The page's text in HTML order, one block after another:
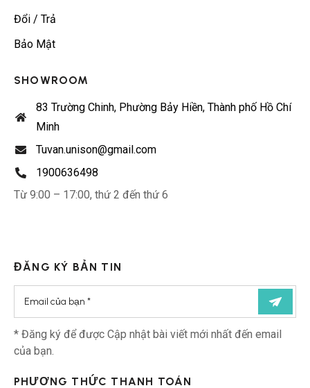
Đổi / Trả
Bảo Mật
SHOWROOM
83 Trường Chinh, Phường Bảy Hiền, Thành phố Hồ Chí
Minh
Tuvan.unison@gmail.com
1900636498
Từ 9:00 – 17:00, thứ 2 đến thứ 6
ĐĂNG KÝ BẢN TIN
* Đăng ký để được Cập nhật bài viết mới nhất đến email
của bạn.
PHƯƠNG THỨC THANH TOÁN